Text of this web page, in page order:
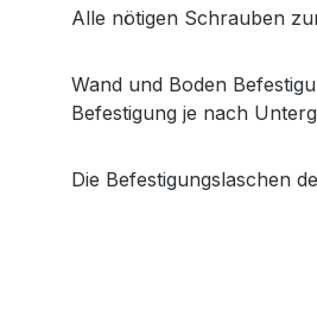
Alle nötigen Schrauben
Wand und Boden
Befestigung je nach
Die Befestigungslaschen